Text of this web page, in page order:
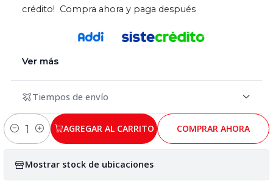
crédito! Compra ahora y paga después
Ver más
Tiempos de envío
Cantidad
AGREGAR AL CARRITO COMPRAR AHORA
Mostrar stock de ubicaciones